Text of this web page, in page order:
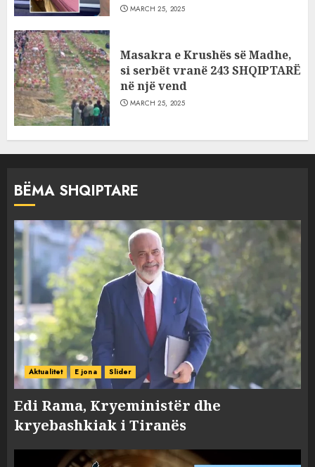
MARCH 25, 2025
Masakra e Krushës së Madhe,
si serbët vranë 243 SHQIPTARË
në një vend
MARCH 25, 2025
BËMA SHQIPTARE
Aktualitet E jona Slider
Edi Rama, Kryeministër dhe
kryebashkiak i Tiranës